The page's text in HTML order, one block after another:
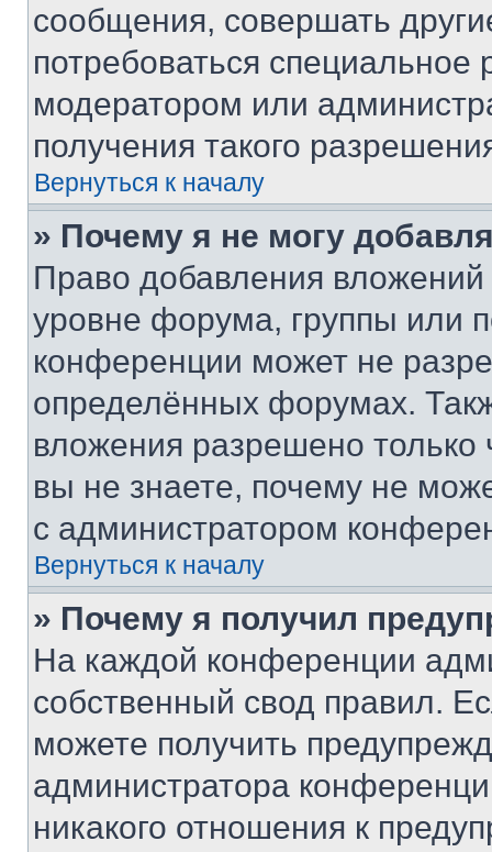
сообщения, совершать
потребоваться
модератором или
получения такого
Вернуться к началу
» Почему я не могу
Право добавления
уровне форума, группы или
конференции может не
определённых форумах.
вложения разрешено
вы не знаете, почему не
с администратором
Вернуться к началу
» Почему я получил
На каждой конференции
собственный свод правил.
можете получить
администратора
никакого отношения к